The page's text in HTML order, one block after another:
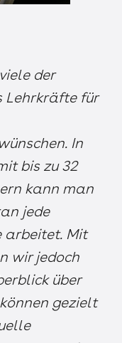
der
Lehrkräfte für
In
bis zu 32
kann man
jede
arbeitet. Mit
wir jedoch
über
gezielt